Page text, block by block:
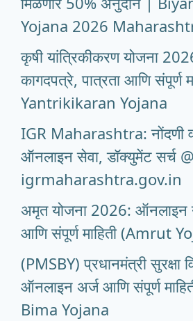
Yojana 2026
कृषी यांत्रिकीकरण योजना
कागदपत्रे, पात्रता आणि संपूर्ण
Yantrikikaran Yojana
IGR Maharashtra: नोंदणी व
ऑनलाइन सेवा, डॉक्युमेंट सर्च @
igrmaharashtra.gov.in
अमृत योजना 2026: ऑनलाइन
आणि संपूर्ण माहिती (Amrut
(PMSBY) प्रधानमंत्री सुरक्षा
ऑनलाइन अर्ज आणि संपूर्ण
Bima Yojana